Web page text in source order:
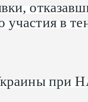
участия в
при